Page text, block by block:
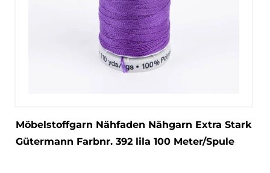
Möbelstoffgarn Nähfaden Nähgarn Extra Stark
Gütermann Farbnr. 392 lila 100 Meter/Spule